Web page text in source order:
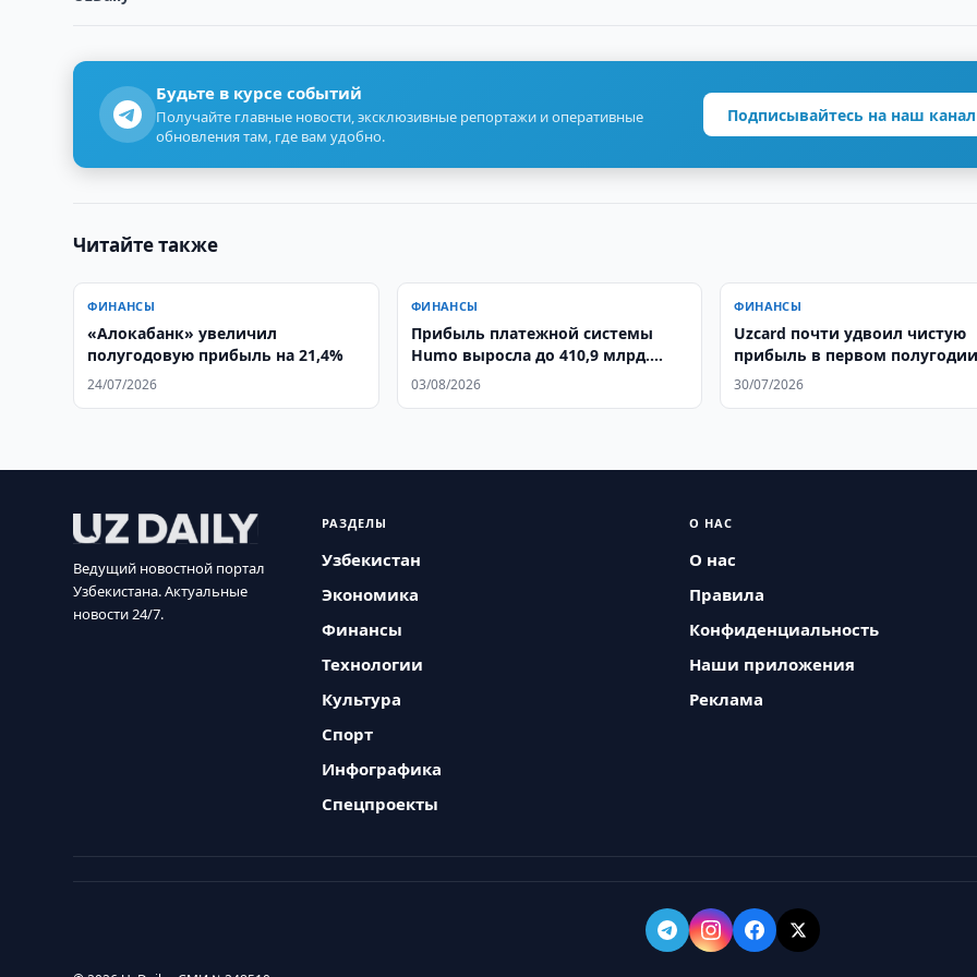
Будьте в курсе событий
Получайте главные новости, эксклюзивные репортажи и оперативные
обновления там, где вам удобно.
Подписывайтесь на наш канал
Читайте также
ФИНАНСЫ
«Алокабанк» увеличил
полугодовую прибыль на 21,4%
24/07/2026
ФИНАНСЫ
Прибыль платежной системы
Humo выросла до 410,9 млрд.
сумов
03/08/2026
ФИНАНСЫ
Uzcard почти удвоил чистую
прибыль в первом
30/07/2026
Ведущий новостной портал
Узбекистана. Актуальные
новости 24/7.
РАЗДЕЛЫ
Узбекистан
Экономика
Финансы
Технологии
Культура
Спорт
Инфографика
Спецпроекты
О НАС
О нас
Правила
Конфиденциальность
Наши приложения
Реклама